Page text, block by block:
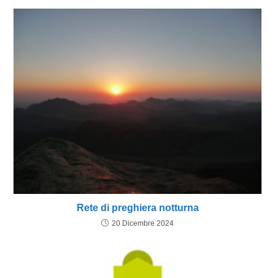
Rete di preghiera notturna
20 Dicembre 2024